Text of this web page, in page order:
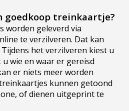
goedkoop treinkaartje?
worden geleverd via
te verzilveren. Dat kan
het verzilveren kiest u
wie en waar er gereisd
er niets meer worden
kunnen getoond
of dienen uitgeprint te